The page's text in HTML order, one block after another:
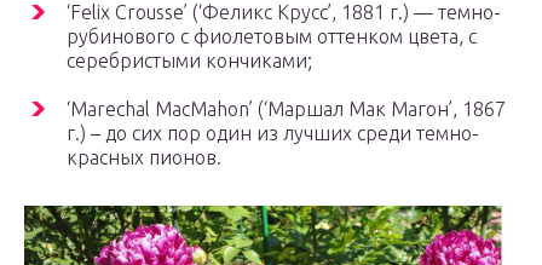
‘Felix Crousse’ (‘Феликс Крусс’, 1881 г.) — темно-
рубинового с фиолетовым оттенком цвета, с
серебристыми кончиками;
‘Marechal MacMahon’ (‘Маршал Мак Магон’, 1867
г.) – до сих пор один из лучших среди темно-
красных пионов.